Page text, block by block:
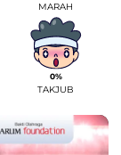
MARAH
0%
TAKJUB